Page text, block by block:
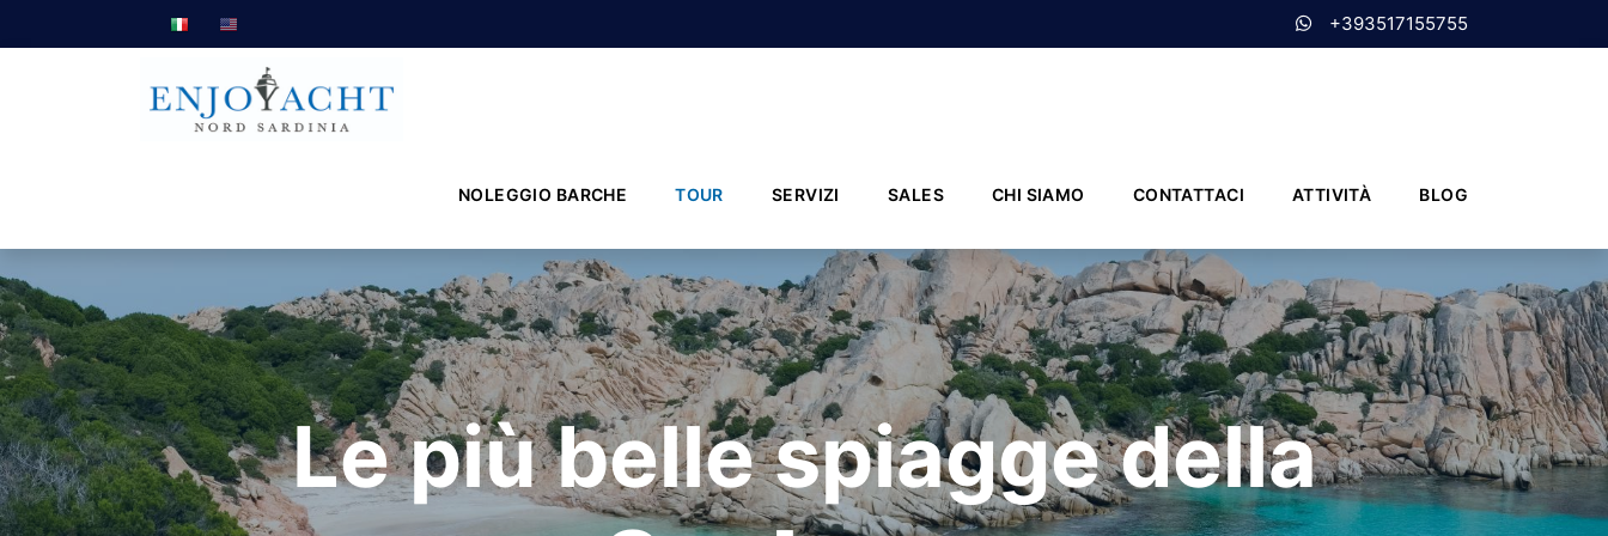
+393517155755
NOLEGGIO BARCHE TOUR SERVIZI SALES CHI SIAMO CONTATTACI ATTIVITÀ BLOG
Le più belle spiagge della